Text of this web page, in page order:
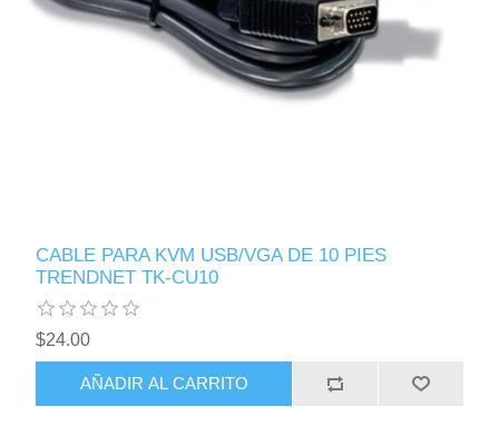
CABLE PARA KVM USB/VGA DE 10 PIES
TRENDNET TK-CU10
$24.00
AÑADIR AL CARRITO